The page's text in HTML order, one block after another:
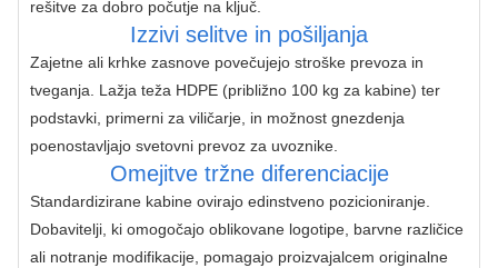
rešitve za dobro počutje na ključ.
Izzivi selitve in pošiljanja
Zajetne ali krhke zasnove povečujejo stroške prevoza in
tveganja. Lažja teža HDPE (približno 100 kg za kabine) ter
podstavki, primerni za viličarje, in možnost gnezdenja
poenostavljajo svetovni prevoz za uvoznike.
Omejitve tržne diferenciacije
Standardizirane kabine ovirajo edinstveno pozicioniranje.
Dobavitelji, ki omogočajo oblikovane logotipe, barvne različice
ali notranje modifikacije, pomagajo proizvajalcem originalne